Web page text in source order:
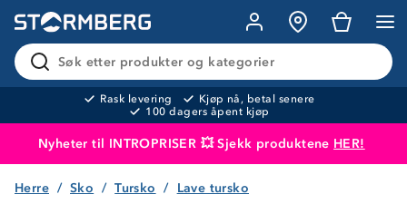
Søk etter produkter og kategorier
Rask levering
Kjøp nå, betal senere
100 dagers åpent kjøp
Nyheter til INTROPRISER 💥 Sjekk produktene HER!
Produktet er lagt i handlekurven
Herre Sko Tursko Lave tursko